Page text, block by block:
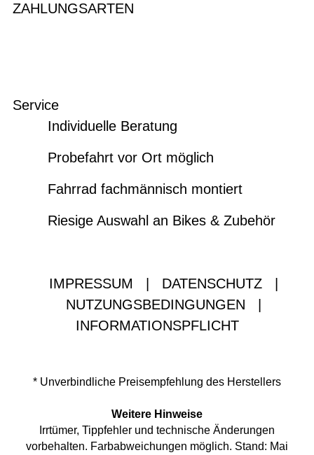
ZAHLUNGSARTEN
Service
Individuelle Beratung
Probefahrt vor Ort möglich
Fahrrad fachmännisch montiert
Riesige Auswahl an Bikes & Zubehör
IMPRESSUM DATENSCHUTZ
NUTZUNGSBEDINGUNGEN
INFORMATIONSPFLICHT
* Unverbindliche Preisempfehlung des Herstellers
Weitere Hinweise
Irrtümer, Tippfehler und technische Änderungen
vorbehalten. Farbabweichungen möglich. Stand: Mai